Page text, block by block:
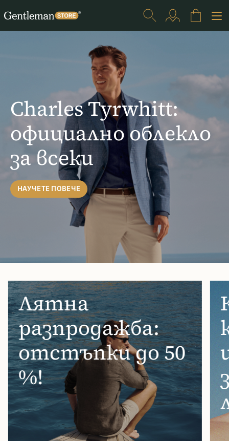
Charles Tyrwhitt:
официално облекло
за всеки
НАУЧЕТЕ ПОВЕЧЕ
Лятна
разпродажба:
отстъпки до 50
%!